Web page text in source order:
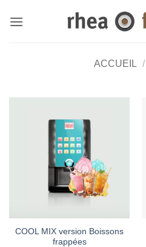
ACCUEIL /
COOL MIX version Boissons
frappées